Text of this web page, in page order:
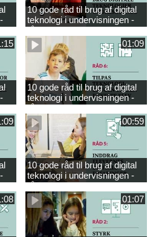
10 gode råd til brug af digital
teknologi i undervisningen -
råd 8
01:09
10 gode råd til brug af digital
teknologi i undervisningen -
råd 6
00:59
10 gode råd til brug af digital
teknologi i undervisningen -
råd 5
01:07